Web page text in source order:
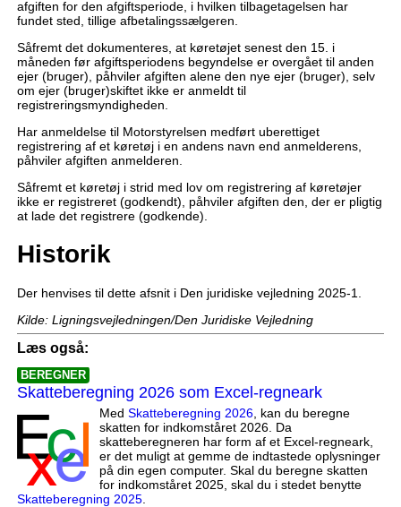
afgiften for den afgiftsperiode, i hvilken tilbagetagelsen har
fundet sted, tillige afbetalingssælgeren.
Såfremt det dokumenteres, at køretøjet senest den 15. i
måneden før afgiftsperiodens begyndelse er overgået til anden
ejer (bruger), påhviler afgiften alene den nye ejer (bruger), selv
om ejer (bruger)skiftet ikke er anmeldt til
registreringsmyndigheden.
Har anmeldelse til Motorstyrelsen medført uberettiget
registrering af et køretøj i en andens navn end anmelderens,
påhviler afgiften anmelderen.
Såfremt et køretøj i strid med lov om registrering af køretøjer
ikke er registreret (godkendt), påhviler afgiften den, der er pligtig
at lade det registrere (godkende).
Historik
Der henvises til dette afsnit i Den juridiske vejledning 2025-1.
Kilde: Ligningsvejledningen/Den Juridiske Vejledning
Læs også:
BEREGNER
Skatteberegning 2026 som Excel-regneark
Med Skatteberegning 2026, kan du beregne
skatten for indkomståret 2026. Da
skatteberegneren har form af et Excel-regneark,
er det muligt at gemme de indtastede oplysninger
på din egen computer. Skal du beregne skatten
for indkomståret 2025, skal du i stedet benytte
Skatteberegning 2025.